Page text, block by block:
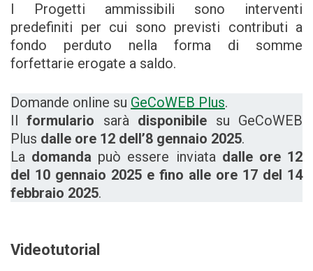
I Progetti ammissibili sono interventi
predefiniti per cui sono previsti contributi a
fondo perduto nella forma di somme
forfettarie erogate a saldo.
Domande online su GeCoWEB Plus.
Ilformulario sarà disponibile su GeCoWEB
Plus dalle ore 12 dell’8 gennaio 2025.
La domanda può essere inviata dalle ore 12
del 10 gennaio 2025 e fino alle ore 17 del 14
febbraio 2025.
Videotutorial